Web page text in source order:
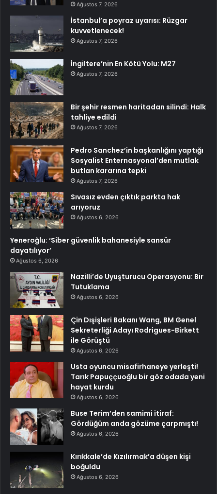
Ağustos 7, 2026
İstanbul’a poyraz uyarısı: Rüzgar
kuvvetlenecek!
Ağustos 7, 2026
İngiltere’nin En Kötü Yolu: M27
Ağustos 7, 2026
Bir şehir resmen haritadan silindi: Halk
tahliye edildi
Ağustos 7, 2026
Pedro Sanchez’in başkanlığını yaptığı
Sosyalist Enternasyonal’den mutlak
butlan kararına tepki
Ağustos 7, 2026
Sıvasız evden çıktık parkta hak
arıyoruz
Ağustos 6, 2026
Yeneroğlu: ‘Siber güvenlik bahanesiyle sansür
dayatılıyor’
Ağustos 6, 2026
Nazilli’de Uyuşturucu Operasyonu: Bir
Tutuklama
Ağustos 6, 2026
Çin Dışişleri Bakanı Wang, BM Genel
Sekreterliği Adayı Rodrigues-Birkett
ile Görüştü
Ağustos 6, 2026
Usta oyuncu misafirhaneye yerleşti!
Tarık Papuççuoğlu bir göz odada yeni
hayat kurdu
Ağustos 6, 2026
Buse Terim’den samimi itiraf:
Gördüğüm anda gözüme çarpmıştı!
Ağustos 6, 2026
Kırıkkale’de Kızılırmak’a düşen kişi
boğuldu
Ağustos 6, 2026